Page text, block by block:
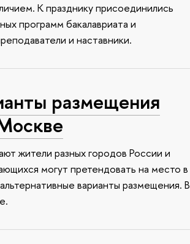
К празднику присоединились
программ бакалавриата и
и наставники.
размещения
жители разных городов России и
могут претендовать на место в
варианты размещения. В